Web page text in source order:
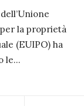
la proprietà
(EUIPO) ha
le...